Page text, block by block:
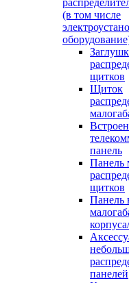
(в том числе
щитков
Щиток
панель
Панель
щитков
Панель
панелей